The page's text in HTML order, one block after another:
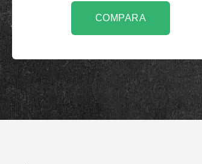
COMPARA